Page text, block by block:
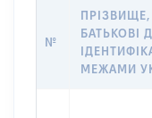
№
ПРІЗВИЩЕ,
БАТЬКОВІ
МЕЖАМИ